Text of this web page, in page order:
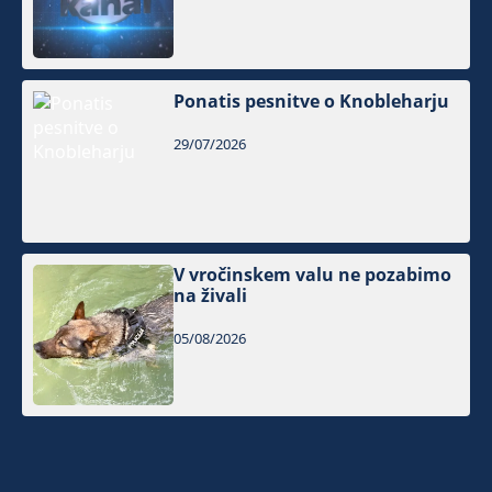
Ponatis pesnitve o Knobleharju
29/07/2026
V vročinskem valu ne pozabimo
na živali
05/08/2026